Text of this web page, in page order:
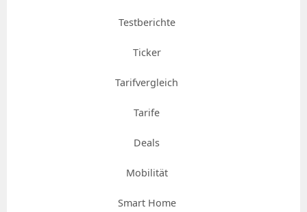
Testberichte
Ticker
Tarifvergleich
Tarife
Deals
Mobilität
Smart Home